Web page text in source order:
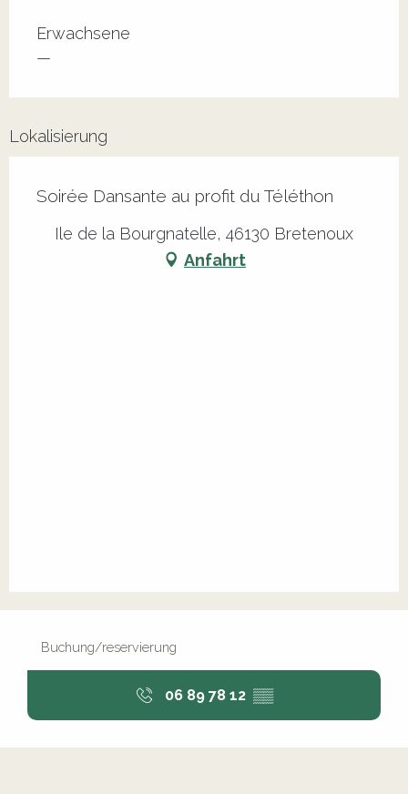
Erwachsene
—
Lokalisierung
Soirée Dansante au profit du Téléthon
Ile de la Bourgnatelle, 46130 Bretenoux
Anfahrt
Buchung/reservierung
06 89 78 12 ▒▒